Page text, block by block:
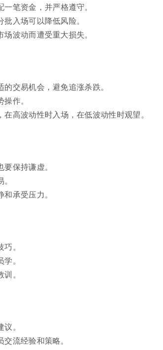
笔资金，并严格遵守。
入场可以降低风险。
波动而遭受重大损失。
交易机会，避免追涨杀跌。
作。
高波动性时入场，在低波动性时观望。
保持谦虚。
承受压力。
。
。
。
。
流经验和策略。